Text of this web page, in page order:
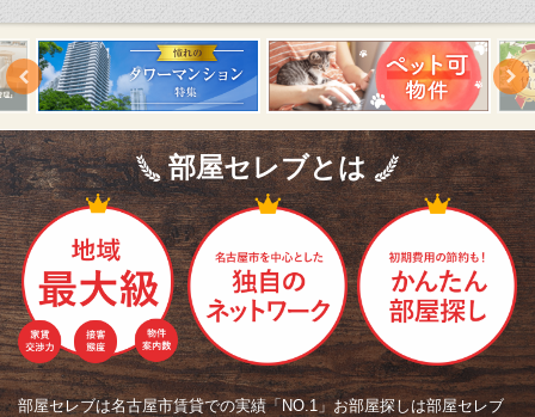
部屋セレブとは
部屋セレブは名古屋市賃貸での実績「NO.1」お部屋探しは部屋セレブ